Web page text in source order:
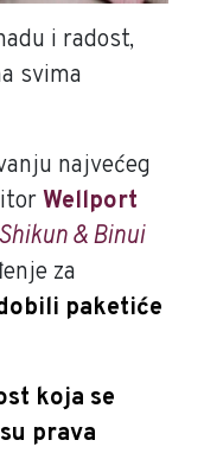
i radost,
svima
najvećeg
Wellport
Shikun & Binui
za
paketiće
koja se
prava